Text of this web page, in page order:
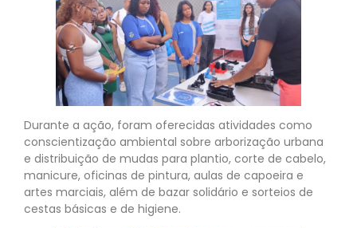
Durante a ação, foram oferecidas atividades como
conscientização ambiental sobre arborização urbana
e distribuição de mudas para plantio, corte de cabelo,
manicure, oficinas de pintura, aulas de capoeira e
artes marciais, além de bazar solidário e sorteios de
cestas básicas e de higiene.